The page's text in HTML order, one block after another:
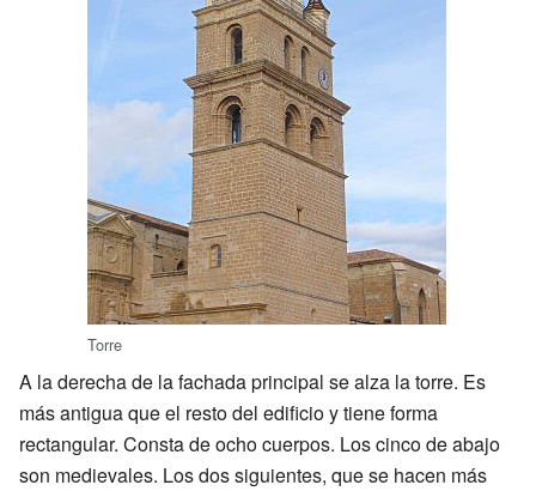
Torre
A la derecha de la fachada principal se alza la torre. Es
más antigua que el resto del edificio y tiene forma
rectangular. Consta de ocho cuerpos. Los cinco de abajo
son medievales. Los dos siguientes, que se hacen más